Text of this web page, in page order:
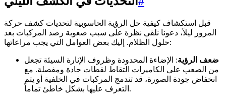
قبل استكشاف كيفية حل الرؤية الحاسوبية لتحديات كشف حركة
المرور ليلاً، دعونا نلقي نظرة على سبب صعوبة رصد المركبات بعد
حلول الظلام. إليك بعض العوامل التي يجب مراعاتها:
ضعف الرؤية: الإضاءة المحدودة وظروف الإنارة السيئة تجعل
من الصعب على الكاميرات التقاط لقطات حادة ومفصلة. مع
انخفاض جودة الصورة، قد تندمج المركبات في الخلفية أو يتم
التعرف عليها بشكل خاطئ تماماً.